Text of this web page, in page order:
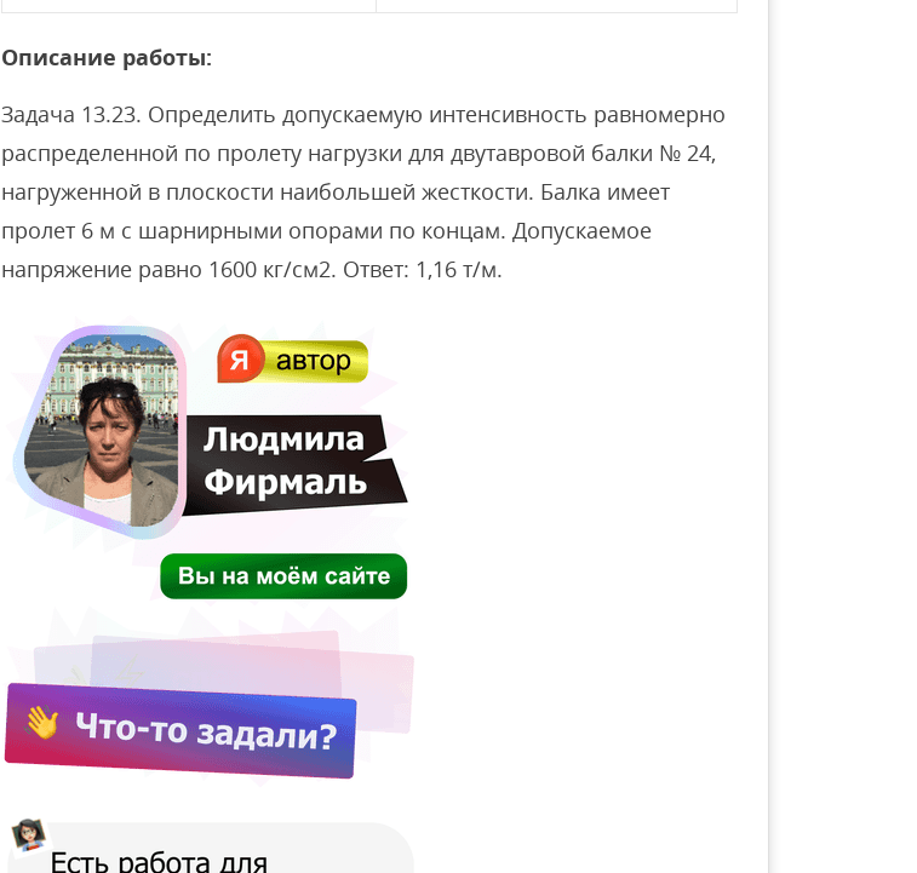
Описание работы:
Задача 13.23. Определить допускаемую интенсивность равномерно
распределенной по пролету нагрузки для двутавровой балки № 24,
нагруженной в плоскости наибольшей жесткости. Балка имеет
пролет 6 м с шарнирными опорами по концам. Допускаемое
напряжение равно 1600 кг/см2. Ответ: 1,16 т/м.